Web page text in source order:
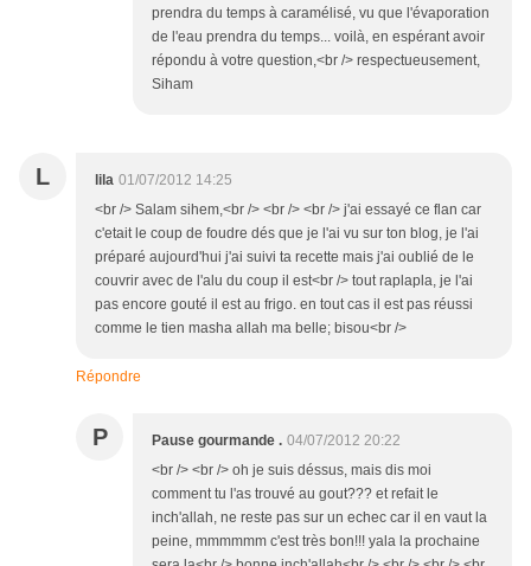
prendra du temps à caramélisé, vu que l'évaporation
de l'eau prendra du temps... voilà, en espérant avoir
répondu à votre question,<br /> respectueusement,
Siham
L lila 01/07/2012 14:25
<br /> Salam sihem,<br /> <br /> <br /> j'ai essayé ce flan car
c'etait le coup de foudre dés que je l'ai vu sur ton blog, je l'ai
préparé aujourd'hui j'ai suivi ta recette mais j'ai oublié de le
couvrir avec de l'alu du coup il est<br /> tout raplapla, je l'ai
pas encore gouté il est au frigo. en tout cas il est pas réussi
comme le tien masha allah ma belle; bisou<br />
Répondre
P Pause gourmande . 04/07/2012 20:22
<br /> <br /> oh je suis déssus, mais dis moi
comment tu l'as trouvé au gout??? et refait le
inch'allah, ne reste pas sur un echec car il en vaut la
peine, mmmmmm c'est très bon!!! yala la prochaine